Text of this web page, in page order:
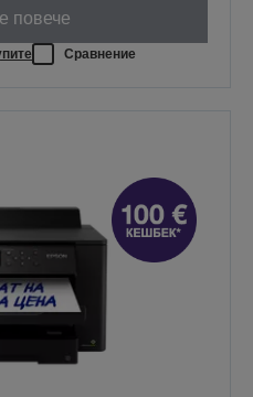
повече
Сравнение